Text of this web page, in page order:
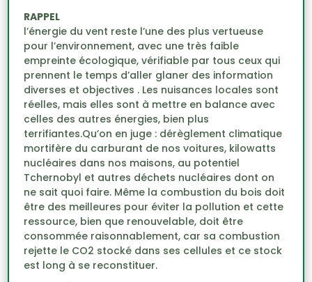
RAPPEL
l’énergie du vent reste l’une des plus vertueuse
pour l’environnement, avec une très faible
empreinte écologique, vérifiable par tous ceux qui
prennent le temps d’aller glaner des information
diverses et objectives . Les nuisances locales sont
réelles, mais elles sont à mettre en balance avec
celles des autres énergies, bien plus
terrifiantes.Qu’on en juge : dérèglement climatique
mortifère du carburant de nos voitures, kilowatts
nucléaires dans nos maisons, au potentiel
Tchernobyl et autres déchets nucléaires dont on
ne sait quoi faire. Même la combustion du bois doit
être des meilleures pour éviter la pollution et cette
ressource, bien que renouvelable, doit être
consommée raisonnablement, car sa combustion
rejette le CO2 stocké dans ses cellules et ce stock
est long à se reconstituer.